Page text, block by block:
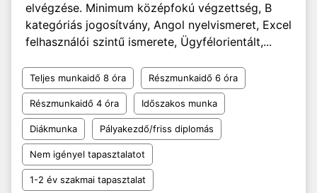
elvégzése. Minimum középfokú végzettség, B
kategóriás jogosítvány, Angol nyelvismeret, Excel
felhasználói szintű ismerete, Ügyfélorientált,...
Teljes munkaidő 8 óra Részmunkaidő 6 óra
Részmunkaidő 4 óra Időszakos munka
Diákmunka Pályakezdő/friss diplomás
Nem igényel tapasztalatot
1-2 év szakmai tapasztalat